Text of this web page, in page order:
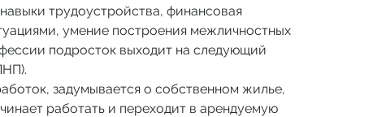
трудоустройства, финансовая
умение построения межличностных
подросток выходит на следующий
задумывается о собственном жилье,
работать и переходит в арендуемую